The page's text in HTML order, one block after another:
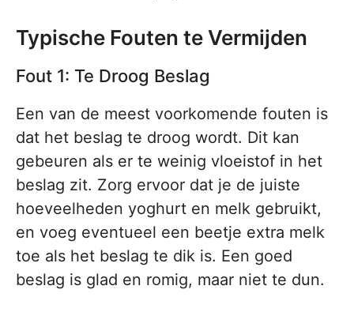
Typische Fouten te Vermijden
Fout 1: Te Droog Beslag
Een van de meest voorkomende fouten is
dat het beslag te droog wordt. Dit kan
gebeuren als er te weinig vloeistof in het
beslag zit. Zorg ervoor dat je de juiste
hoeveelheden yoghurt en melk gebruikt,
en voeg eventueel een beetje extra melk
toe als het beslag te dik is. Een goed
beslag is glad en romig, maar niet te dun.